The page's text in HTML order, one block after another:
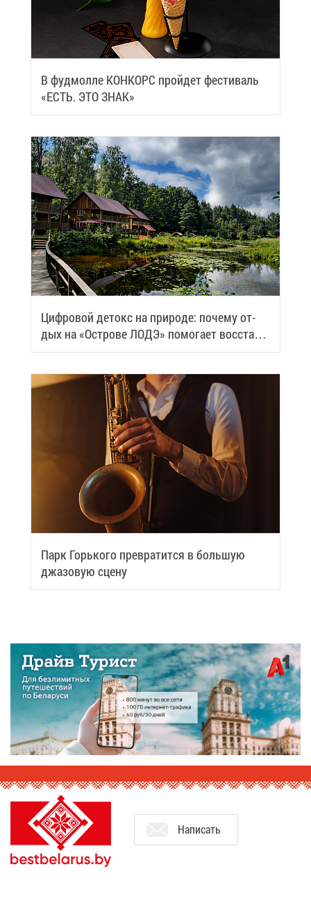
В фуд­мол­ле КОН­КОРС прой­дет фе­сти­валь
«ЕСТЬ. ЭТО ЗНАК»
Циф­ро­вой де­токс на при­ро­де: по­че­му от­
дых на «Ост­ро­ве ЛОДЭ» по­мо­га­ет вос­ста­но­
вить си­лы
Парк Горь­ко­го пре­вра­тит­ся в боль­шую
джа­зо­вую сце­ну
На­пи­сать